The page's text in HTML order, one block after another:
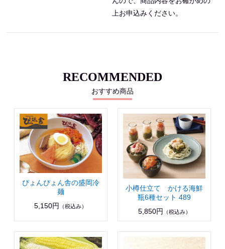
上お申込みください。
RECOMMENDED
おすすめ商品
ぴょんぴょん舎の盛岡冷
麺
5,150円
（税込み）
小樽仕立て かける海鮮
瓶6種セット 489
5,850円
（税込み）